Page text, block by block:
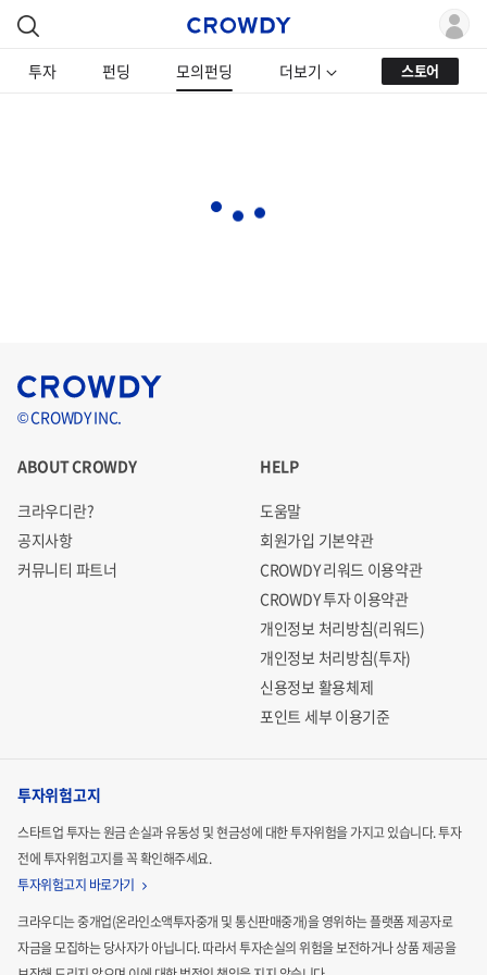
투자 펀딩 모의펀딩 더보기 스토어
© CROWDY INC.
ABOUT CROWDY
크라우디란?
공지사항
커뮤니티 파트너
HELP
도움말
회원가입 기본약관
CROWDY 리워드 이용약관
CROWDY 투자 이용약관
개인정보 처리방침(리워드)
개인정보 처리방침(투자)
신용정보 활용체제
포인트 세부 이용기준
투자위험고지
스타트업 투자는 원금 손실과 유동성 및 현금성에 대한 투자위험을 가지고 있습니다.투자
전에 투자위험고지를 꼭 확인해주세요.
투자위험고지 바로가기
크라우디는 중개업(온라인소액투자중개 및 통신판매중개)을 영위하는 플랫폼 제공자로
자금을 모집하는당사자가 아닙니다. 따라서 투자손실의 위험을 보전하거나 상품 제공을